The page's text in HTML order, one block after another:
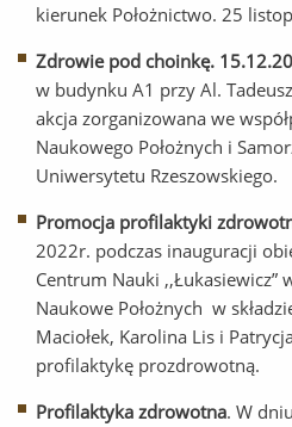
kierunek Położnictwo. 25
Zdrowie pod choinkę.
w budynku A1 przy Al.
akcja zorganizowana we
Naukowego Położnych i
Uniwersytetu Rzeszowskiego.
Promocja profilaktyki
2022r. podczas inauguracji
Centrum Nauki ,,Łukasiewicz”
Naukowe Położnych w
Maciołek, Karolina Lis i
profilaktykę prozdrowotną.
Profilaktyka zdrowotna. W